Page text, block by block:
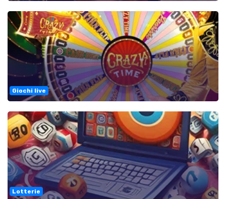
Giochi live
Lotterie